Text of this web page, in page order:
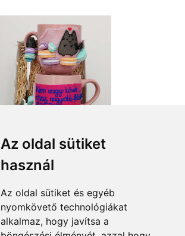
Az oldal sütiket
használ
Az oldal sütiket és egyéb
nyomkövető technológiákat
alkalmaz, hogy javítsa a
Cicus és a süti
10 400 Ft-tól